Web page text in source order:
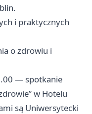
i praktycznych
o zdrowiu i
— spotkanie
w Hotelu
są Uniwersytecki